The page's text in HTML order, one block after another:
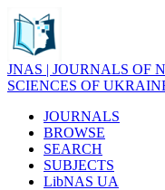
JNAS | JOURNALS OF
SCIENCES OF
JOURNALS
BROWSE
SEARCH
SUBJECTS
LibNAS UA